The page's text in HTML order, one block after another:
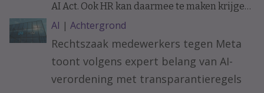
AI Act. Ook HR kan daarmee te maken krijgen.
Bijvoorbeeld als sollicitanten of medewerkers
communiceren met een AI-chatbot. Wat
verandert er precies en wanneer moet je
mensen informeren?
AI | Achtergrond
Rechtszaak medewerkers tegen Meta
toont volgens expert belang van AI-
verordening met transparantieregels